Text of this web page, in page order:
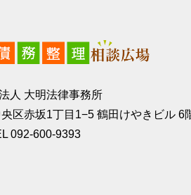
人 大明法律事務所
区赤坂1丁目1−5 鶴田けやきビル 6
092-600-9393